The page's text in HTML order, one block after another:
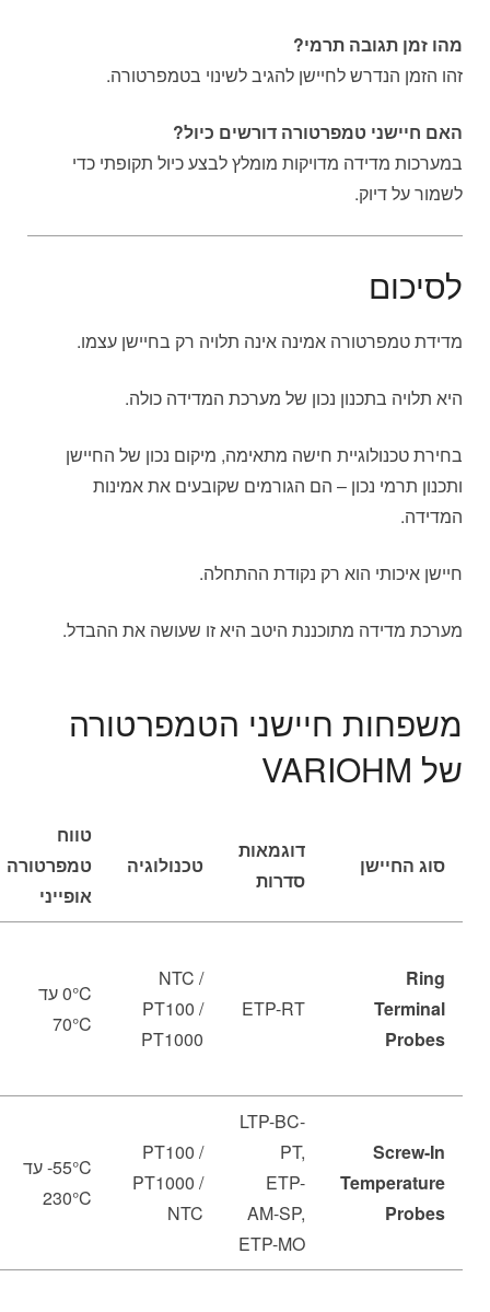
מהו זמן תגובה תרמי?
זהו הזמן הנדרש לחיישן להגיב לשינוי בטמפרטורה.
האם חיישני טמפרטורה דורשים כיול?
במערכות מדידה מדויקות מומלץ לבצע כיול תקופתי כדי
לשמור על דיוק.
לסיכום
מדידת טמפרטורה אמינה אינה תלויה רק בחיישן עצמו.
היא תלויה בתכנון נכון של מערכת המדידה כולה.
בחירת טכנולוגיית חישה מתאימה, מיקום נכון של החיישן
ותכנון תרמי נכון – הם הגורמים שקובעים את אמינות
המדידה.
חיישן איכותי הוא רק נקודת ההתחלה.
מערכת מדידה מתוכננת היטב היא זו שעושה את ההבדל.
משפחות חיישני הטמפרטורה
של VARIOHM
סוג החיישן
דוגמאות
סדרות
טכנולוגיה
טווח
טמפרטורה
אופייני
Ring
Terminal
Probes
ETP-RT
NTC /
PT100 /
PT1000
‎0°C עד
‎70°C
Screw-In
Temperature
Probes
LTP-BC-
PT,
ETP-
AM-SP,
ETP-MO
PT100 /
PT1000 /
NTC
‎-55°C עד
‎230°C